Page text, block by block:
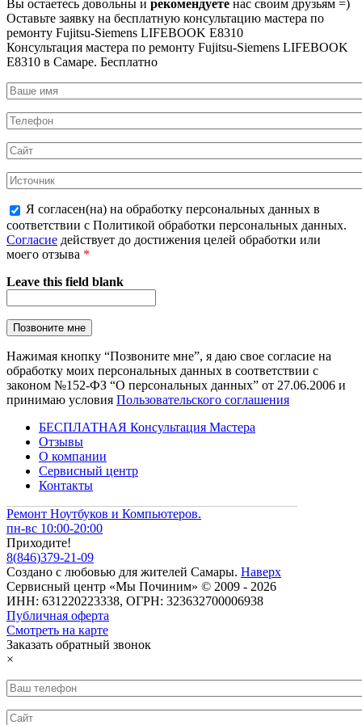
Вы остаетесь довольны и рекомендуете нас своим друзьям =)
Оставьте заявку на бесплатную консультацию мастера по
ремонту Fujitsu-Siemens LIFEBOOK E8310
Консультация мастера по ремонту Fujitsu-Siemens LIFEBOOK
E8310 в Самаре. Бесплатно
Я согласен(на) на обработку персональных данных в
соответствии с Политикой обработки персональных данных.
Согласие действует до достижения целей обработки или
моего отзыва *
Leave this field blank
Нажимая кнопку “Позвоните мне”, я даю свое согласие на
обработку моих персональных данных в соответствии с
законом №152-ФЗ “О персональных данных” от 27.06.2006 и
принимаю условия Пользовательского соглашения
БЕСПЛАТНАЯ Консультация Мастера
Отзывы
О компании
Сервисный центр
Контакты
Ремонт Ноутбуков и Компьютеров.
пн-вс 10:00-20:00
Приходите!
8(846)379-21-09
Создано с любовью для жителей Самары. Наверх
Сервисный центр «Мы Починим» © 2009 - 2026
ИНН: 631220223338, ОГРН: 323632700006938
Публичная оферта
Смотреть на карте
Заказать обратный звонок
×